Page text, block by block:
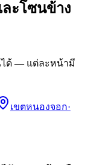
ะโซนข้าง
ได้ — แต่ละหน้ามี
เขตหนองจอก·